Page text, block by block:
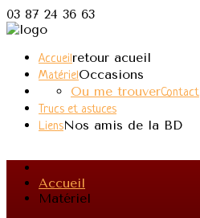
03 87 24 36 63
Accueilretour acueil
MatérielOccasions
Contact
Ou me trouver
Trucs et astuces
LiensNos amis de la BD
Accueil
Matériel